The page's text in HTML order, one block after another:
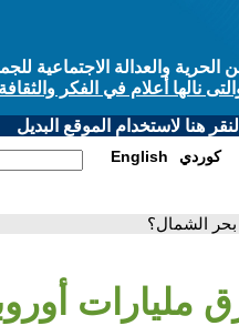
والعدالة الاجتماعية
نالها أعلام في الفكر والثقافة
هنا لاستخدام الموقع البديل
English كوردي
بحر الشمال؟
مليارات